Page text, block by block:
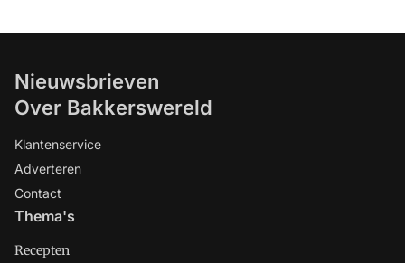
Nieuwsbrieven
Over Bakkerswereld
Klantenservice
Adverteren
Contact
Thema's
Recepten